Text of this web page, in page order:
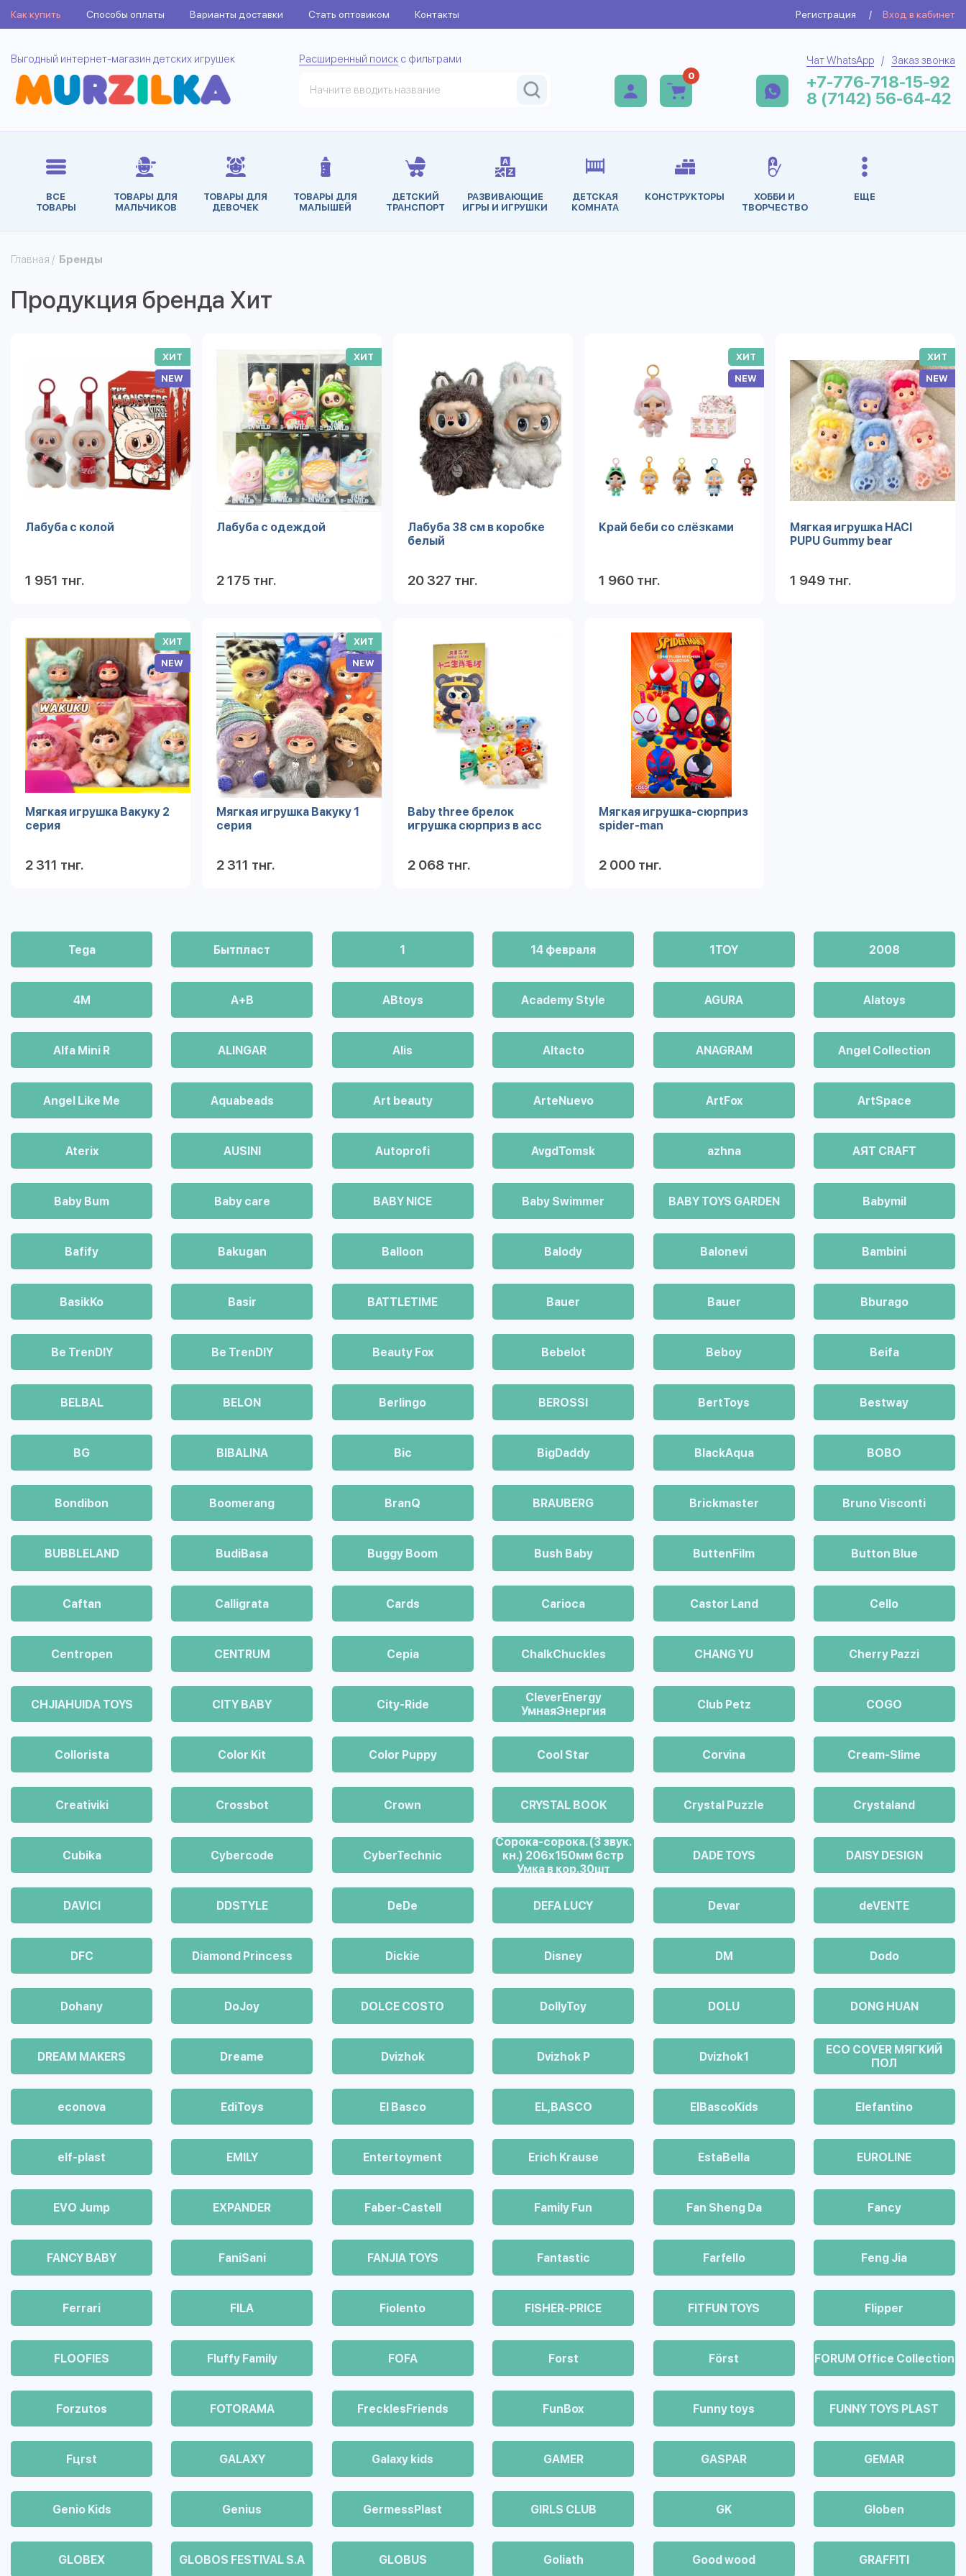
Как купить Способы оплаты Варианты доставки Стать оптовиком Контакты Регистрация / Вход в кабинет
Выгодный интернет-магазин детских игрушек Расширенный поиск с фильтрами
0
Чат WhatsApp / Заказ звонка
+7-776-718-15-92
8 (7142) 56-64-42
ВСЕ
ТОВАРЫ
ТОВАРЫ ДЛЯ
МАЛЬЧИКОВ
ТОВАРЫ ДЛЯ
ДЕВОЧЕК
ТОВАРЫ ДЛЯ
МАЛЫШЕЙ
ДЕТСКИЙ
ТРАНСПОРТ
РАЗВИВАЮЩИЕ
ИГРЫ И ИГРУШКИ
ДЕТСКАЯ
КОМНАТА
КОНСТРУКТОРЫ
ХОББИ И
ТВОРЧЕСТВО
ЕЩЕ
Главная / Бренды
Продукция бренда Хит
ХИТ
NEW
Лабуба с колой
1 951 тнг.
ХИТ
Лабуба с одеждой
2 175 тнг.
Лабуба 38 см в коробке
белый
20 327 тнг.
ХИТ
NEW
Край беби со слёзками
1 960 тнг.
ХИТ
NEW
Мягкая игрушка HACI
PUPU Gummy bear
1 949 тнг.
ХИТ
NEW
Мягкая игрушка Вакуку 2
серия
2 311 тнг.
ХИТ
NEW
Мягкая игрушка Вакуку 1
серия
2 311 тнг.
Baby three брелок
игрушка сюрприз в асс
2 068 тнг.
Мягкая игрушка-сюрприз
spider-man
2 000 тнг.
Tega Бытпласт 1 14 февраля 1TOY 2008
4М A+B ABtoys Academy Style AGURA Alatoys
Alfa Mini R ALINGAR Alis Altacto ANAGRAM Angel Collection
Angel Like Me Aquabeads Art beauty ArteNuevo ArtFox ArtSpace
Aterix AUSINI Autoprofi AvgdTomsk azhna AЯT CRAFT
Baby Bum Baby care BABY NICE Baby Swimmer BABY TOYS GARDEN Babymil
Bafify Bakugan Balloon Balody Balonevi Bambini
BasikKo Basir BATTLETIME Bauer Bauer Bburago
Be TrenDIY Be TrenDIY Beauty Fox Bebelot Beboy Beifa
BELBAL BELON Berlingo BEROSSI BertToys Bestway
BG BIBALINA Bic BigDaddy BlackAqua BOBO
Bondibon Boomerang BranQ BRAUBERG Brickmaster Bruno Visconti
BUBBLELAND BudiBasa Buggy Boom Bush Baby ButtenFilm Button Blue
Caftan Calligrata Cards Carioca Castor Land Cello
Centropen CENTRUM Cepia ChalkСhuckles CHANG YU Cherry Pazzi
CHJIAHUIDA TOYS CITY BABY City-Ride
CleverEnergy
УмнаяЭнергия
Club Petz COGO
Collorista Color Kit Color Puppy Cool Star Corvina Cream-Slime
Creativiki Crossbot Crown CRYSTAL BOOK Crystal Puzzle Crystaland
Cubika Cybercode CyberTechnic
Cорока-сорока. (3 звук.
кн.) 206х150мм 6стр
Умка в кор.30шт
DADE TOYS DAISY DESIGN
DAVICI DDSTYLE DeDe DEFA LUCY Devar deVENTE
DFC Diamond Princess Dickie Disney DM Dodo
Dohany DoJoy DOLCE COSTO DollyToy DOLU DONG HUAN
DREAM MAKERS Dreame Dvizhok Dvizhok Р Dvizhok1
ECO COVER МЯГКИЙ
ПОЛ
econova EdiToys El Basco EL,BASCO ElBascoKids Elefantino
elf-plast EMILY Entertoyment Erich Krause EstaBella EUROLINE
EVO Jump EXPANDER Faber-Castell Family Fun Fan Sheng Da Fancy
FANCY BABY FaniSani FANJIA TOYS Fantastic Farfello Feng Jia
Ferrari FILA Fiolento FISHER-PRICE FITFUN TOYS Flipper
FLOOFIES Fluffy Family FOFA Forst Först FORUM Office Collection
Forzutos FOTORAMA FrecklesFriends FunBox Funny toys FUNNY TOYS PLAST
Fцrst GALAXY Galaxy kids GAMER GASPAR GEMAR
Genio Kids Genius GermessPlast GIRLS CLUB GK Globen
GLOBEX GLOBOS FESTIVAL S.A GLOBUS Goliath Good wood GRAFFITI